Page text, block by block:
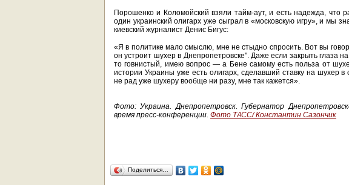
Порошенко и Коломойский взяли тайм-аут, и есть надежда, что
один украинский олигарх уже сыграл в «московскую игру», и мы
киевский журналист Денис Бигус:
«Я в политике мало смыслю, мне не стыдно спросить. Вот вы
он устроит шухер в Днепропетровске". Даже если закрыть глаза
то говнистый, имею вопрос — а Бене самому есть польза от
истории Украины уже есть олигарх, сделавший ставку на шухер в
не рад уже шухеру вообще ни разу, мне так кажется».
Фото: Украина. Днепропетровск. Губернатор
время пресс-конференции. Фото ТАСС/ Константин Сазончик
Поделиться…